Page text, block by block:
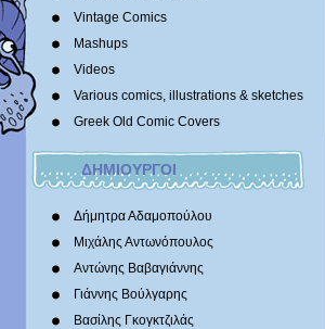
Vintage Comics
Mashups
Videos
Various comics, illustrations & sketches
Greek Old Comic Covers
ΔΗΜΙΟΥΡΓΟΙ
Δήμητρα Αδαμοπούλου
Μιχάλης Αντωνόπουλος
Αντώνης Βαβαγιάννης
Γιάννης Βούλγαρης
Βασίλης Γκογκτζιλάς